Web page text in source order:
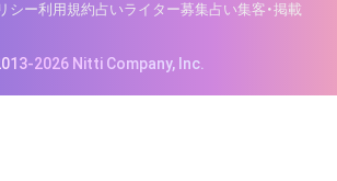
シー利用規約占いライター募集占い集客・掲載
2026 Nitti Company, Inc.